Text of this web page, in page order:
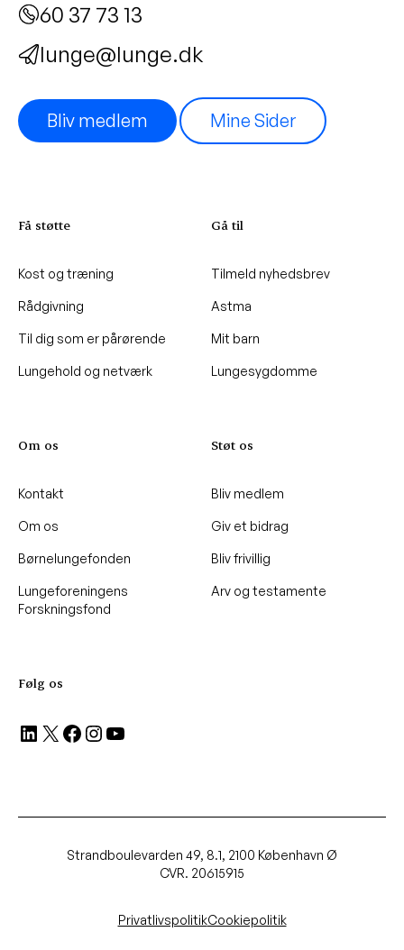
60 37 73 13
lunge@lunge.dk
Bliv medlem Mine Sider
Få støtte
Kost og træning
Rådgivning
Til dig som er pårørende
Lungehold og netværk
Gå til
Tilmeld nyhedsbrev
Astma
Mit barn
Lungesygdomme
Om os
Kontakt
Om os
Børnelungefonden
Lungeforeningens
Forskningsfond
Støt os
Bliv medlem
Giv et bidrag
Bliv frivillig
Arv og testamente
Følg os
LinkedIn
X Facebook
Instagram
YouTube
Strandboulevarden 49, 8.1, 2100 København Ø
CVR. 20615915
PrivatlivspolitikCookiepolitik